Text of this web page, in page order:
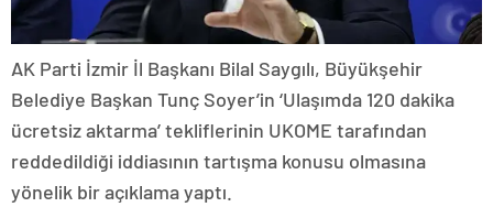
AK Parti İzmir İl Başkanı Bilal Saygılı, Büyükşehir
Belediye Başkan Tunç Soyer’in ‘Ulaşımda 120 dakika
ücretsiz aktarma’ tekliflerinin UKOME tarafından
reddedildiği iddiasının tartışma konusu olmasına
yönelik bir açıklama yaptı.